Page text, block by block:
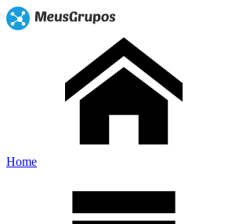
Home